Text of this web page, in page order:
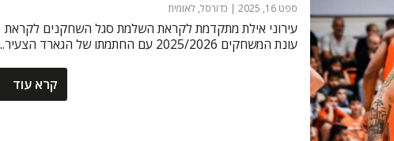
ספט 16, 2025 | כדורסל, לאומית
עירוני אילת מתקדמת לקראת השלמת סגל השחקנים לקראת
עונת המשחקים 2025/2026 עם החתמתו של הגארד הצעיר...
קרא עוד